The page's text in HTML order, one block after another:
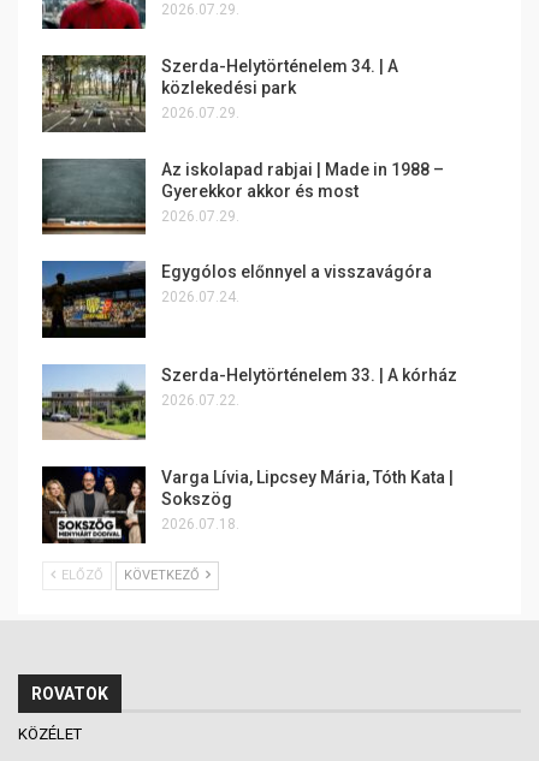
2026.07.29.
Szerda-Helytörténelem 34. | A
közlekedési park
2026.07.29.
Az iskolapad rabjai | Made in 1988 –
Gyerekkor akkor és most
2026.07.29.
Egygólos előnnyel a visszavágóra
2026.07.24.
Szerda-Helytörténelem 33. | A kórház
2026.07.22.
Varga Lívia, Lipcsey Mária, Tóth Kata |
Sokszög
2026.07.18.
ELŐZŐ KÖVETKEZŐ
ROVATOK
KÖZÉLET